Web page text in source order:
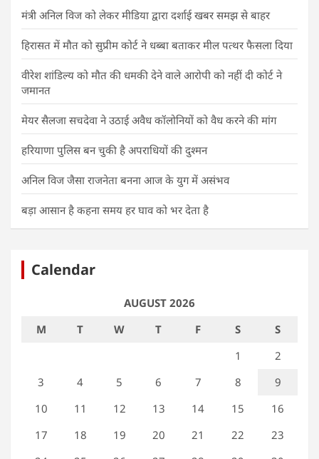
मंत्री अनिल विज को लेकर मीडिया द्वारा दर्शाई खबर समझ से बाहर
हिरासत में मौत को सुप्रीम कोर्ट ने धब्बा बताकर मील पत्थर फैसला दिया
वीरेश शांडिल्य को मौत की धमकी देने वाले आरोपी को नहीं दी कोर्ट ने
जमानत
मेयर सैलजा सचदेवा ने उठाई अवैध कॉलोनियों को वैध करने की मांग
हरियाणा पुलिस बन चुकी है अपराधियों की दुश्मन
अनिल विज जैसा राजनेता बनना आज के युग में असंभव
बड़ा आसान है कहना समय हर घाव को भर देता है
Calendar
AUGUST 2026
M
T W T F S
S
1
2
3
4 5 6 7 8
9
10
11 12 13 14 15
16
17
18 19 20 21 22
23